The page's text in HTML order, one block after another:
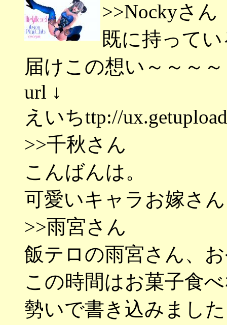
>>Nockyさん
既に持って
届けこの想い～～～
url ↓
えいちttp://
>>千秋さん
こんばんは。
可愛いキャラお嫁さ
>>雨宮さん
飯テロの雨宮さん、
この時間はお菓子食
勢いで書き込みまし